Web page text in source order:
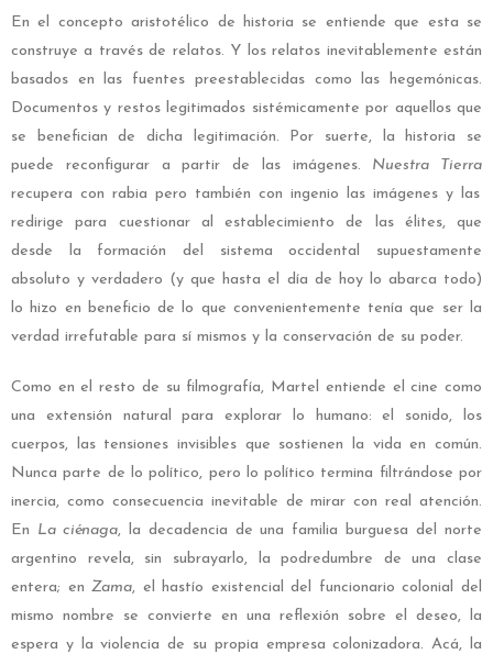
En el concepto aristotélico de historia se entiende que esta se
construye a través de relatos. Y los relatos inevitablemente están
basados en las fuentes preestablecidas como las hegemónicas.
Documentos y restos legitimados sistémicamente por aquellos que
se benefician de dicha legitimación. Por suerte, la historia se
puede reconfigurar a partir de las imágenes. Nuestra Tierra
recupera con rabia pero también con ingenio las imágenes y las
redirige para cuestionar al establecimiento de las élites, que
desde la formación del sistema occidental supuestamente
absoluto y verdadero (y que hasta el día de hoy lo abarca todo)
lo hizo en beneficio de lo que convenientemente tenía que ser la
verdad irrefutable para sí mismos y la conservación de su poder.
Como en el resto de su filmografía, Martel entiende el cine como
una extensión natural para explorar lo humano: el sonido, los
cuerpos, las tensiones invisibles que sostienen la vida en común.
Nunca parte de lo político, pero lo político termina filtrándose por
inercia, como consecuencia inevitable de mirar con real atención.
En La ciénaga, la decadencia de una familia burguesa del norte
argentino revela, sin subrayarlo, la podredumbre de una clase
entera; enZama, el hastío existencial del funcionario colonial del
mismo nombre se convierte en una reflexión sobre el deseo, la
espera y la violencia de su propia empresa colonizadora. Acá, la